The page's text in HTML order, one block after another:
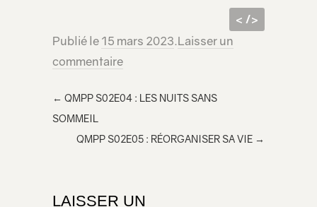
< />
code
votre
Publié le 15 mars 2023.Laisser un
commentaire
← QMPP S02E04 : LES NUITS SANS
SOMMEIL
QMPP S02E05 : RÉORGANISER SA VIE →
LAISSER UN